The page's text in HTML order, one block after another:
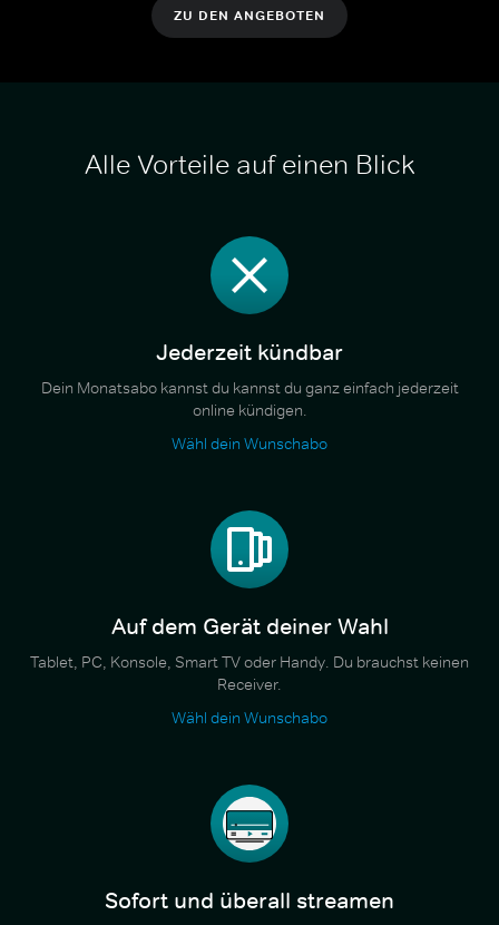
ZU DEN ANGEBOTEN
Alle Vorteile auf einen Blick
Jederzeit kündbar
Dein Monatsabo kannst du kannst du ganz einfach jederzeit
online kündigen.
Wähl dein Wunschabo
Auf dem Gerät deiner Wahl
Tablet, PC, Konsole, Smart TV oder Handy. Du brauchst keinen
Receiver.
Wähl dein Wunschabo
Sofort und überall streamen